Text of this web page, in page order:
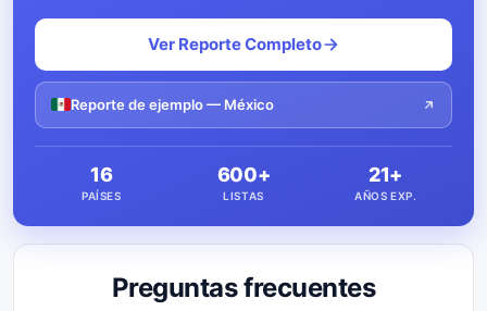
Preguntas frecuentes
Ver Reporte Completo
Reporte de ejemplo — México
16
PAÍSES
600+
LISTAS
21+
AÑOS EXP.